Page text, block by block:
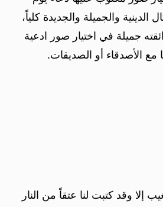
والجميلة والجديدة كلياً،
جميلة في اختيار صور ادعية
مع الأصدقاء أو الصديقات.
إلا وقد كتبت لنا عتقاً من النار